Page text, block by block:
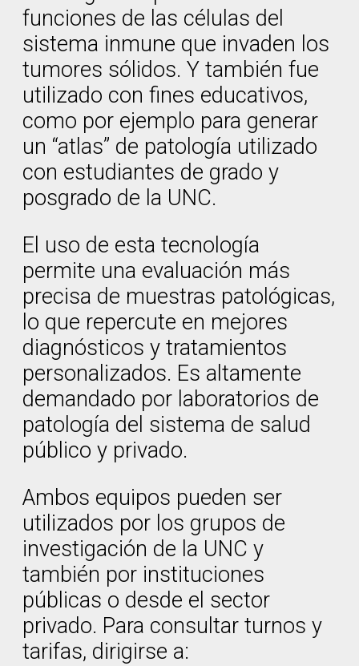
funciones de las células del
sistema inmune que invaden los
tumores sólidos. Y también fue
utilizado con fines educativos,
como por ejemplo para generar
un “atlas” de patología utilizado
con estudiantes de grado y
posgrado de la UNC.
El uso de esta tecnología
permite una evaluación más
precisa de muestras patológicas,
lo que repercute en mejores
diagnósticos y tratamientos
personalizados. Es altamente
demandado por laboratorios de
patología del sistema de salud
público y privado.
Ambos equipos pueden ser
utilizados por los grupos de
investigación de la UNC y
también por instituciones
públicas o desde el sector
privado. Para consultar turnos y
tarifas, dirigirse a: